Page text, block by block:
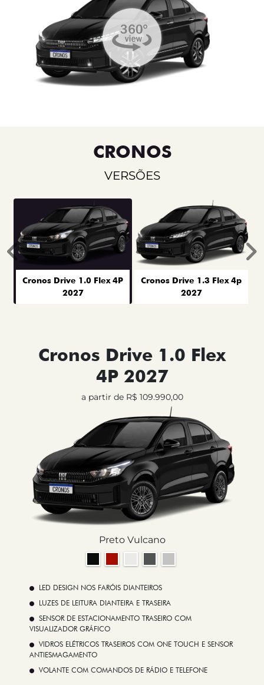
CRONOS
VERSÕES
Cronos Drive 1.0 Flex 4P
2027
Cronos Drive 1.3 Flex 4p
2027
Anterior
Cronos Drive 1.0 Flex
4P 2027
a partir de R$ 109.990,00
Preto Vulcano
LED DESIGN NOS FARÓIS DIANTEIROS
LUZES DE LEITURA DIANTEIRA E TRASEIRA
SENSOR DE ESTACIONAMENTO TRASEIRO COM
VISUALIZADOR GRÁFICO
VIDROS ELÉTRICOS TRASEIROS COM ONE TOUCH E SENSOR
ANTIESMAGAMENTO
VOLANTE COM COMANDOS DE RÁDIO E TELEFONE